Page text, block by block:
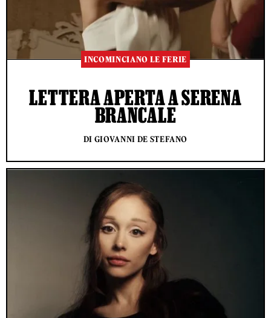
INCOMINCIANO LE FERIE
LETTERA APERTA A SERENA
BRANCALE
DI GIOVANNI DE STEFANO